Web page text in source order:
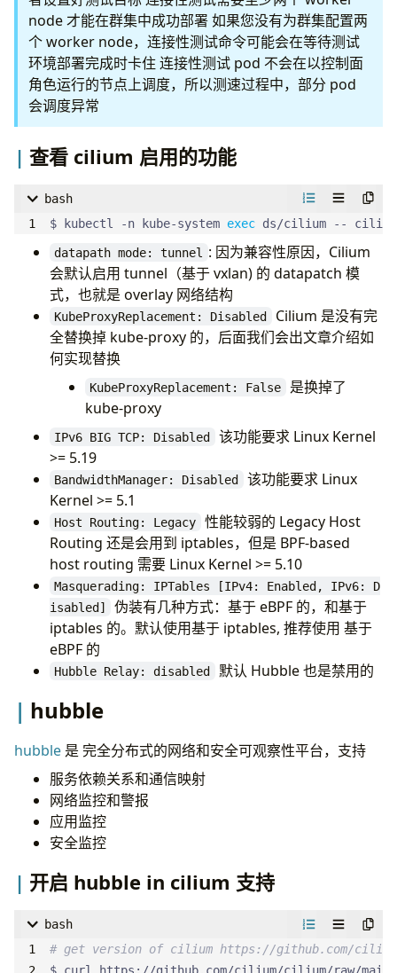
## 安装有错误，卸载安装
# k3s 下必须手动删除 cilium_host、cilium_net 和
# 如果不这样做，你可能会在 K3s 停止时丢失与主机的网络
# 并且 需要删除 cilium 的 iptables 规则
$ iptables-save | grep -iv cilium |
$ ip6tables-save
grep -iv cilium
# 确认删除
$ sudo iptables-save
$ sudo ip6tables-save
# 确认上面的执行完成后
$ curl -sfL https://rancher-mirror.oss-cn-
INSTALL_K3S_MIRROR=
## 检查服务运行
# 配置 KUBECONFIG
$ export KUBECONFIG=
# get version of cilium https://github.com/
# get version by proxy
# now latest is v1.14.4
# wait cilium install
# 安装成功后效果
Containers:            cilium
cilium-operator
## 安装有错误，卸载安装
# k3s下必须手动删除 cilium_host、cilium_net 和
$ ip link show
# 并且 需要删除 cilium 的 iptables 规则
$ iptables-save
$ ip6tables-save
$ sudo iptables-save |
# 确认上面的执行完成后
$ /usr/local/bin/k3s-uninstall.sh
$ curl -sfL https://rancher-mirror.oss-cn-
INSTALL_K3S_MIRROR=
# 或者使用这个命令来，作为已有 server 的工作节点
$ k3s agent --server
# 安装有错误，卸载 agent 安装
# k3s下必须手动删除 cilium_host、cilium_net 和
# 并且 需要删除 cilium 的 iptables 规则
$ iptables-save | grep -iv cilium |
$ ip6tables-save | grep -iv cilium |
# 确认删除
$ sudo ip6tables-save
# 确认上面的执行完成后
$ /usr/local/bin/k3s-agent-uninstall.sh
node 才能在群集中成功部署 如果您没有为群集配置两
个 worker node，连接性测试命令可能会在等待测试
环境部署完成时卡住 连接性测试 pod 不会在以控制面
角色运行的节点上调度，所以测速过程中，部分 pod
会调度异常
查看 cilium 启用的功能
bash
$ kubectl -n kube-system exec ds/cilium --
datapath mode: tunnel
: 因为兼容性原因，Cilium
会默认启用 tunnel（基于 vxlan) 的 datapatch 模
式，也就是 overlay 网络结构
KubeProxyReplacement: Disabled
Cilium 是没有完
全替换掉 kube-proxy 的，后面我们会出文章介绍如
何实现替换
KubeProxyReplacement: False
是换掉了
kube-proxy
IPv6 BIG TCP: Disabled
该功能要求 Linux Kernel
>= 5.19
BandwidthManager: Disabled
该功能要求 Linux
Kernel >= 5.1
Host Routing: Legacy
性能较弱的 Legacy Host
Routing 还是会用到 iptables，但是 BPF-based
host routing 需要 Linux Kernel >= 5.10
Masquerading: IPTables [IPv4: Enabled, IPv6: D
isabled]
伪装有几种方式：基于 eBPF 的，和基于
iptables 的。默认使用基于 iptables, 推荐使用 基于
eBPF 的
Hubble Relay: disabled 默认 Hubble 也是禁用的
hubble
hubble 是 完全分布式的网络和安全可观察性平台，支持
服务依赖关系和通信映射
网络监控和警报
应用监控
安全监控
开启 hubble in cilium 支持
bash
# get version of cilium https://github.com/